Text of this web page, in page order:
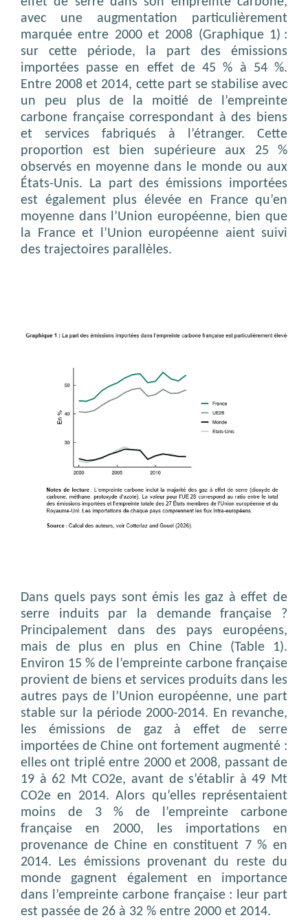
avec une augmentation particulièrement
marquée entre 2000 et 2008 (Graphique 1) :
sur cette période, la part des émissions
importées passe en effet de 45 % à 54 %.
Entre 2008 et 2014, cette part se stabilise avec
un peu plus de la moitié de l’empreinte
carbone française correspondant à des biens
et services fabriqués à l’étranger. Cette
proportion est bien supérieure aux 25 %
observés en moyenne dans le monde ou aux
États-Unis. La part des émissions importées
est également plus élevée en France qu’en
moyenne dans l’Union européenne, bien que
la France et l’Union européenne aient suivi
des trajectoires parallèles.
Dans quels pays sont émis les gaz à effet de
serre induits par la demande française ?
Principalement dans des pays européens,
mais de plus en plus en Chine (Table 1).
Environ 15 % de l’empreinte carbone française
provient de biens et services produits dans les
autres pays de l’Union européenne, une part
stable sur la période 2000-2014. En revanche,
les émissions de gaz à effet de serre
importées de Chine ont fortement augmenté :
elles ont triplé entre 2000 et 2008, passant de
19 à 62 Mt CO2e, avant de s’établir à 49 Mt
CO2e en 2014. Alors qu’elles représentaient
moins de 3 % de l’empreinte carbone
française en 2000, les importations en
provenance de Chine en constituent 7 % en
2014. Les émissions provenant du reste du
monde gagnent également en importance
dans l’empreinte carbone française : leur part
est passée de 26 à 32 % entre 2000 et 2014.